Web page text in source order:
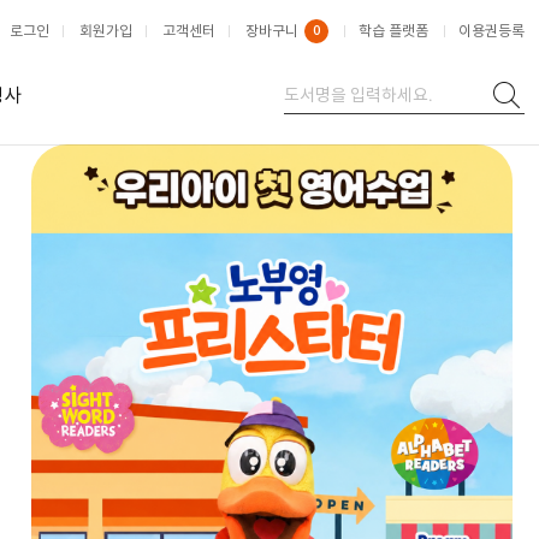
로그인 회원가입 고객센터 장바구니 0 학습 플랫폼 이용권등록